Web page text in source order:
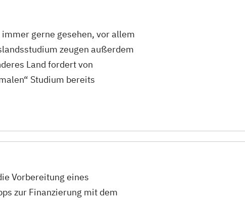
gerne gesehen, vor allem
zeugen außerdem
Land fordert von
Studium bereits
Vorbereitung eines
zur Finanzierung mit dem